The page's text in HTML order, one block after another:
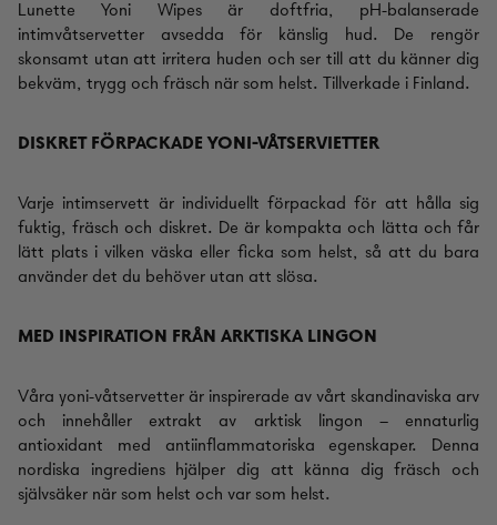
Lunette Yoni Wipes är doftfria, pH-balanserade
intimvåtservetter avsedda för känslig hud. De rengör
skonsamt utan att irritera huden och ser till att du känner dig
bekväm, trygg och fräsch när som helst. Tillverkade i Finland.
DISKRET FÖRPACKADE YONI-VÅTSERVIETTER
Varje intimservett är individuellt förpackad för att hålla sig
fuktig, fräsch och diskret. De är kompakta och lätta och får
lätt plats i vilken väska eller ficka som helst, så att du bara
använder det du behöver utan att slösa.
MED INSPIRATION FRÅN ARKTISKA LINGON
Våra yoni-våtservetter är inspirerade av vårt skandinaviska arv
och innehåller extrakt av arktisk lingon – ennaturlig
antioxidant med antiinflammatoriska egenskaper. Denna
nordiska ingrediens hjälper dig att känna dig fräsch och
självsäker när som helst och var som helst.